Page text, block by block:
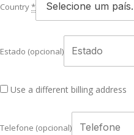
Country*
Estado (opcional)
Use a different billing address
Telefone (opcional)